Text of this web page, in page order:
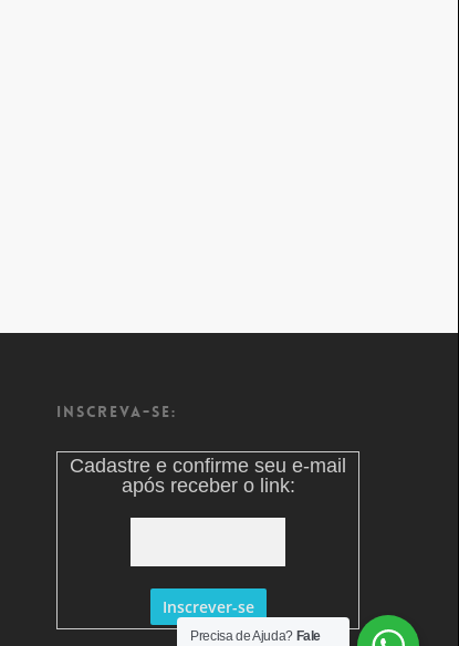
Inscreva-se:
Cadastre e confirme seu e-mail
após receber o link:
Precisa de Ajuda? Fale